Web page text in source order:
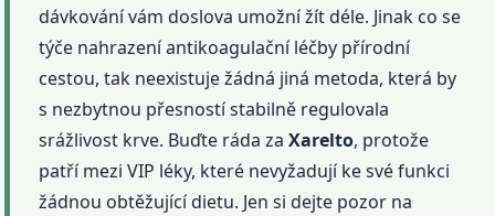
dávkování vám doslova umožní žít déle. Jinak co se
týče nahrazení antikoagulační léčby přírodní
cestou, tak neexistuje žádná jiná metoda, která by
s nezbytnou přesností stabilně regulovala
srážlivost krve. Buďte ráda zaXarelto, protože
patří mezi VIP léky, které nevyžadují ke své funkci
žádnou obtěžující dietu. Jen si dejte pozor na